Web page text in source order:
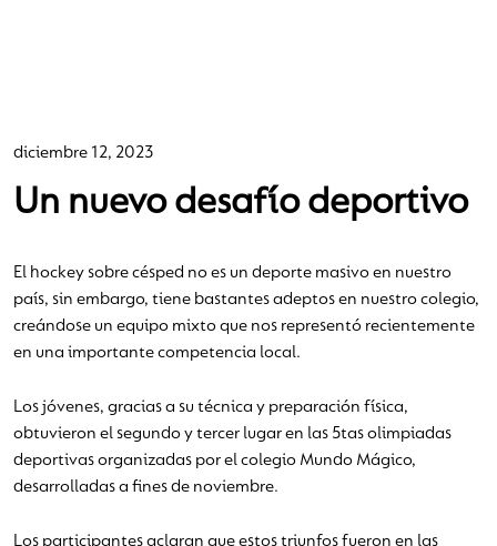
diciembre 12, 2023
Un nuevo desafío deportivo
El hockey sobre césped no es un deporte masivo en nuestro
país, sin embargo, tiene bastantes adeptos en nuestro colegio,
creándose un equipo mixto que nos representó recientemente
en una importante competencia local.
Los jóvenes, gracias a su técnica y preparación física,
obtuvieron el segundo y tercer lugar en las 5tas olimpiadas
deportivas organizadas por el colegio Mundo Mágico,
desarrolladas a fines de noviembre.
Los participantes aclaran que estos triunfos fueron en las